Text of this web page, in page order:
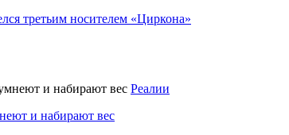
третьим носителем «Циркона»
Реалии
и набирают вес